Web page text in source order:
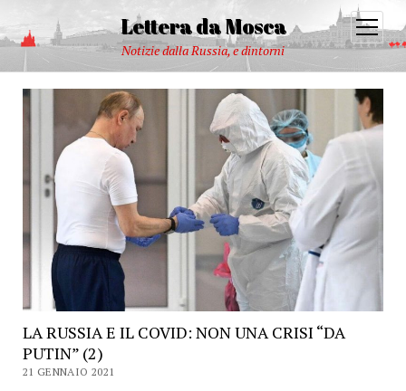
Lettera da Mosca
Notizie dalla Russia, e dintorni
open
menu
LA RUSSIA E IL COVID: NON UNA CRISI “DA
PUTIN” (2)
21 GENNAIO 2021